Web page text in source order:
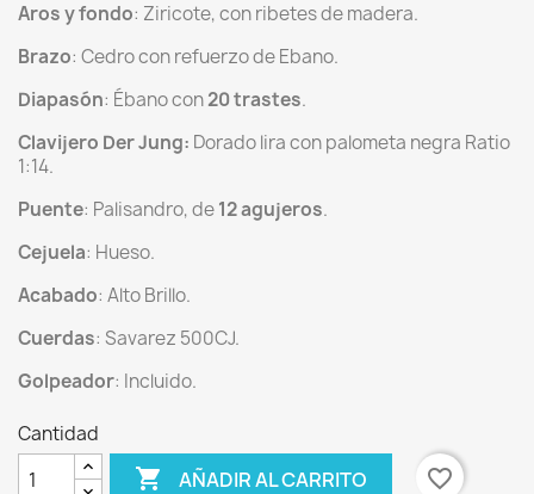
Aros y fondo: Ziricote, con ribetes de madera.
Brazo: Cedro con refuerzo de Ebano.
Diapasón: Ébano con20 trastes.
Clavijero Der Jung: Dorado lira con palometa negra Ratio
1:14.
Puente: Palisandro, de12 agujeros.
Cejuela: Hueso.
Acabado: Alto Brillo.
Cuerdas: Savarez 500CJ.
Golpeador: Incluido.
Cantidad
 AÑADIR AL CARRITO favorite_border